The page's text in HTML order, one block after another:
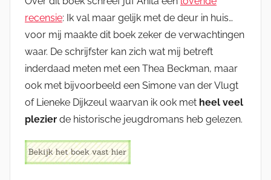
recensie: Ik val maar gelijk met de deur in huis…
voor mij maakte dit boek zeker de verwachtingen
waar. De schrijfster kan zich wat mij betreft
inderdaad meten met een Thea Beckman, maar
ook met bijvoorbeeld een Simone van der Vlugt
of Lieneke Dijkzeul waarvan ik ook met heel veel
plezier de historische jeugdromans heb gelezen.